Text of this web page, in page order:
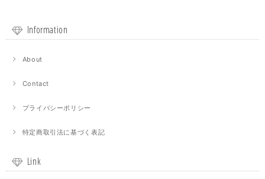
Information
About
Contact
プライバシーポリシー
特定商取引法に基づく表記
Link